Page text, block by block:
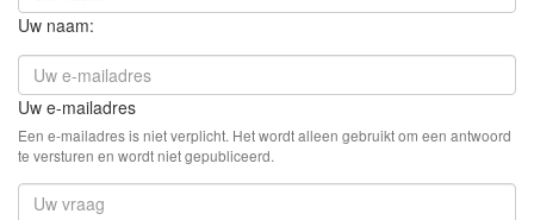
Uw naam:
Uw e-mailadres
Een e-mailadres is niet verplicht. Het wordt alleen gebruikt om een antwoord
te versturen en wordt niet gepubliceerd.